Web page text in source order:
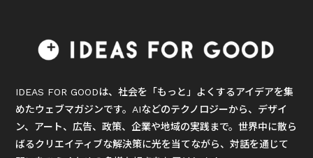
IDEAS FOR GOODは、社会を「もっと」よくするアイデアを集
めたウェブマガジンです。AIなどのテクノロジーから、デザイ
ン、アート、広告、政策、企業や地域の実践まで。世界中に散ら
ばるクリエイティブな解決策に光を当てながら、対話を通じて